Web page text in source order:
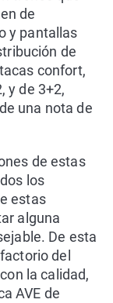
de
y pantallas
de
confort,
y de 3+2,
una nota de
de estas
los
estas
alguna
De esta
del
la calidad,
AVE de